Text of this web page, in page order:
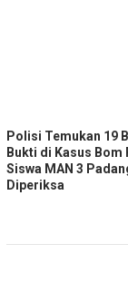
Polisi Temukan 19
Bukti di Kasus Bom
Siswa MAN 3
Diperiksa